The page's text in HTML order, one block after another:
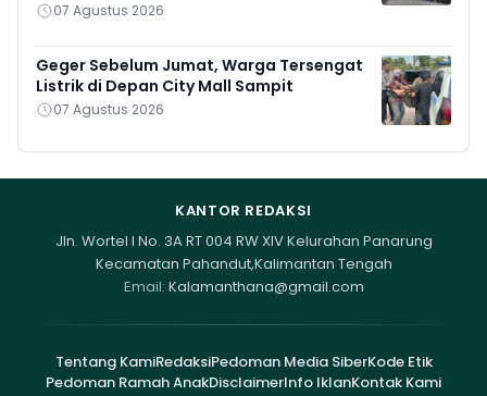
07 Agustus 2026
Geger Sebelum Jumat, Warga Tersengat
Listrik di Depan City Mall Sampit
07 Agustus 2026
KANTOR REDAKSI
Jln. Wortel I No. 3A RT 004 RW XIV Kelurahan Panarung
Kecamatan Pahandut,Kalimantan Tengah
Email: Kalamanthana@gmail.com
Tentang KamiRedaksiPedoman Media SiberKode Etik
Pedoman Ramah AnakDisclaimerInfo IklanKontak Kami